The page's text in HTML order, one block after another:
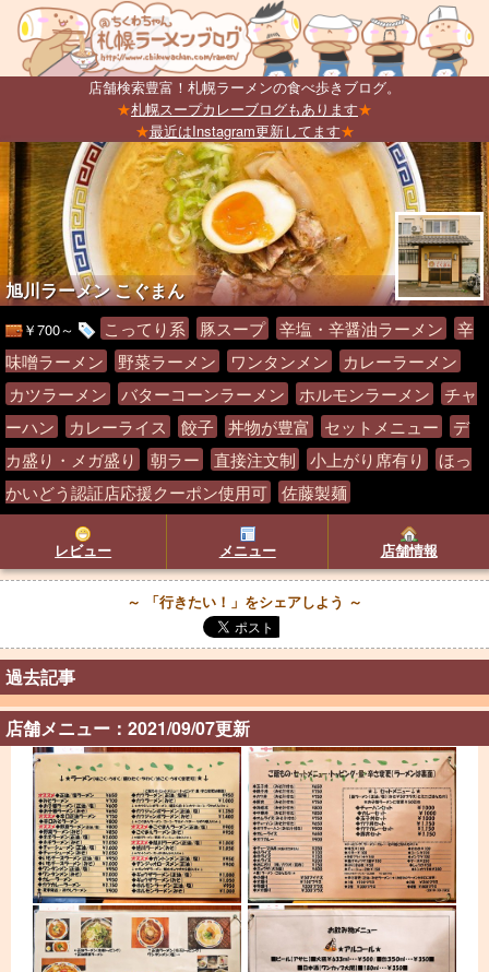
店舗検索豊富！札幌ラーメンの食べ歩きブログ。
★札幌スープカレーブログもあります★
★最近はInstagram更新してます★
旭川ラーメン こぐまん
￥700～ こってり系 豚スープ 辛塩・辛醤油ラーメン
辛
味噌ラーメン
野菜ラーメン ワンタンメン
カレーラーメン
カツラーメン
バターコーンラーメン ホルモンラーメン
チャ
ーハン
カレーライス 餃子 丼物が豊富 セットメニュー
デ
カ盛り・メガ盛り
朝ラー 直接注文制 小上がり席有り
ほっ
かいどう認証店応援クーポン使用可
佐藤製麺
レビュー メニュー 店舗情報
～ 「行きたい！」をシェアしよう ～
過去記事
店舗メニュー：2021/09/07更新